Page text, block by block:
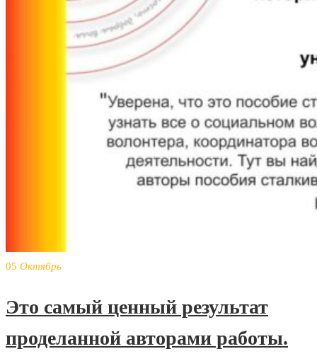
05 Октябрь
Это самый ценный результат
проделанной авторами работы.